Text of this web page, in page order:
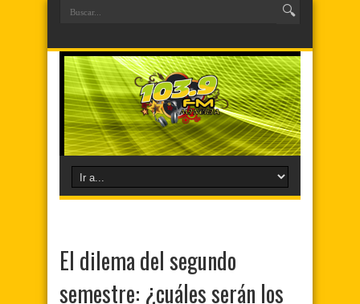
El dilema del segundo
semestre: ¿cuáles serán los